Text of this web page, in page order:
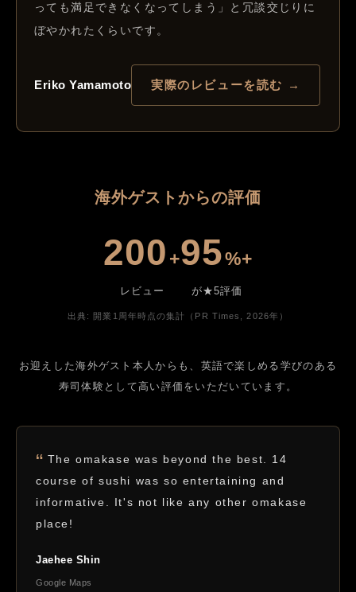
っても満足できなくなってしまう」と冗談交じりに
ぼやかれたくらいです。
Eriko Yamamoto 実際のレビューを読む →
海外ゲストからの評価
200 +
レビュー
95%+
が★5評価
出典: 開業1周年時点の集計（PR Times, 2026年）
お迎えした海外ゲスト本人からも、英語で楽しめる学びのある
寿司体験として高い評価をいただいています。
The omakase was beyond the best. 14
course of sushi was so entertaining and
informative. It's not like any other omakase
place!
Jaehee Shin
Google Maps